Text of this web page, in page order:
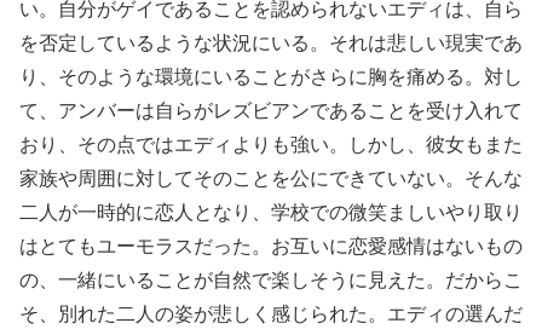
い。自分がゲイであることを認められないエディは、自ら
を否定しているような状況にいる。それは悲しい現実であ
り、そのような環境にいることがさらに胸を痛める。対し
て、アンバーは自らがレズビアンであることを受け入れて
おり、その点ではエディよりも強い。しかし、彼女もまた
家族や周囲に対してそのことを公にできていない。そんな
二人が一時的に恋人となり、学校での微笑ましいやり取り
はとてもユーモラスだった。お互いに恋愛感情はないもの
の、一緒にいることが自然で楽しそうに見えた。だからこ
そ、別れた二人の姿が悲しく感じられた。エディの選んだ